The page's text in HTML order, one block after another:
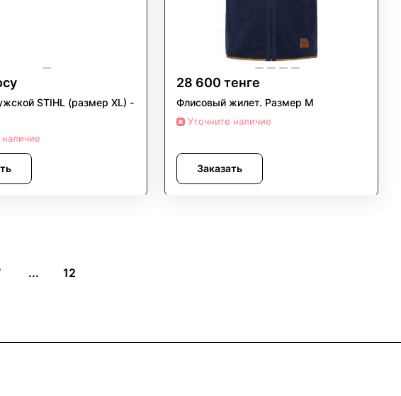
STIHL (размер XL) -
28 600 тенге
Флисовый жилет. Размер M
Уточните наличие
Заказать
... 12